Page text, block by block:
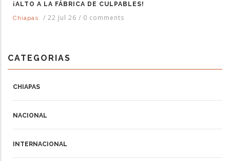
¡ALTO A LA FÁBRICA DE CULPABLES!
Chiapas
/ 22 Jul 26 / 0 comments
CATEGORIAS
CHIAPAS
NACIONAL
INTERNACIONAL